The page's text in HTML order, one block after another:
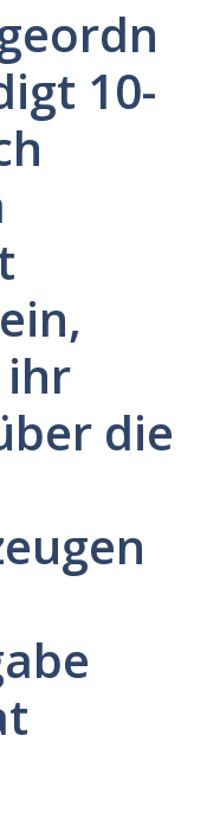
10-
ihr
die